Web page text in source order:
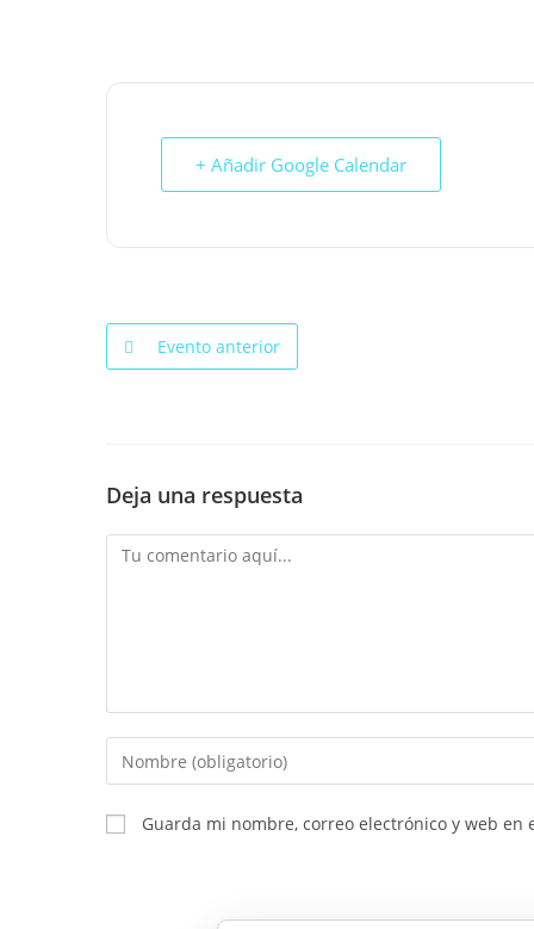
+ Añadir Google Calendar
Evento anterior
Deja una respuesta
Comentario
Introduce
tu
nombre
o
Guarda mi nombre, correo electrónico y web